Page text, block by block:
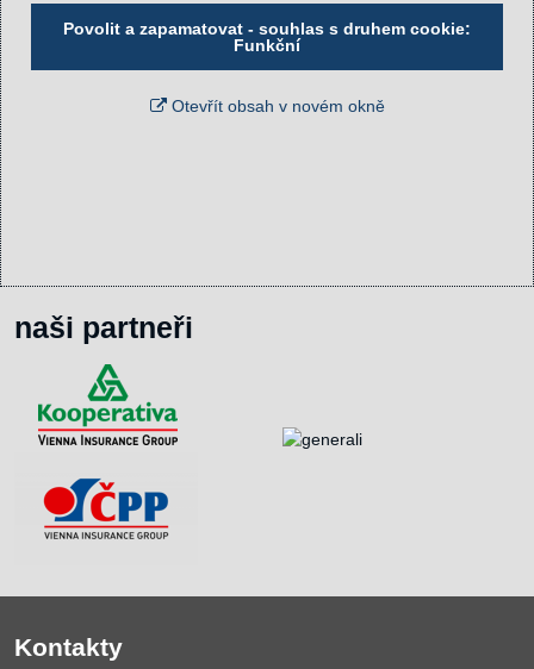
Povolit a zapamatovat - souhlas s druhem cookie:
Funkční
Otevřít obsah v novém okně
naši partneři
Kontakty